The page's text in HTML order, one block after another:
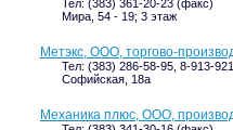
Тел: (383) 361-20-23 (факс)
Мира, 54 - 19; 3 этаж
Метэкс, ООО, торгово-
Тел: (383) 286-58-95, 8-913-
Софийская, 18а
Механика плюс, ООО,